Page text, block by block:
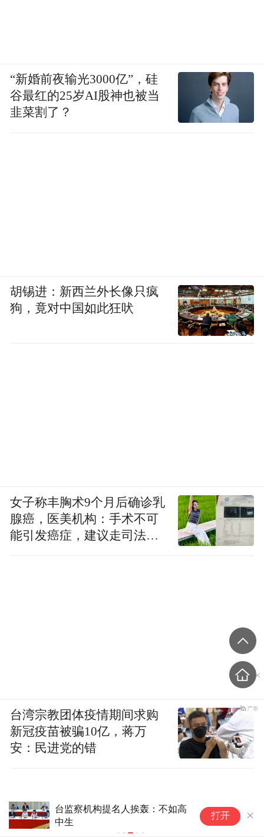
台监察机构提名人挨轰：不如高
中生
打开
“新婚前夜输光3000亿”，硅
谷最红的25岁AI股神也被当
韭菜割了？
胡锡进：新西兰外长像只疯
狗，竟对中国如此狂吠
女子称丰胸术9个月后确诊乳
腺癌，医美机构：手术不可
能引发癌症，建议走司法途
台湾宗教团体疫情期间求购
新冠疫苗被骗10亿，蒋万
安：民进党的错